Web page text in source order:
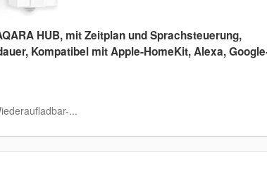
HUB, mit Zeitplan und Sprachsteuerung,
Kompatibel mit Apple-HomeKit, Alexa,
...